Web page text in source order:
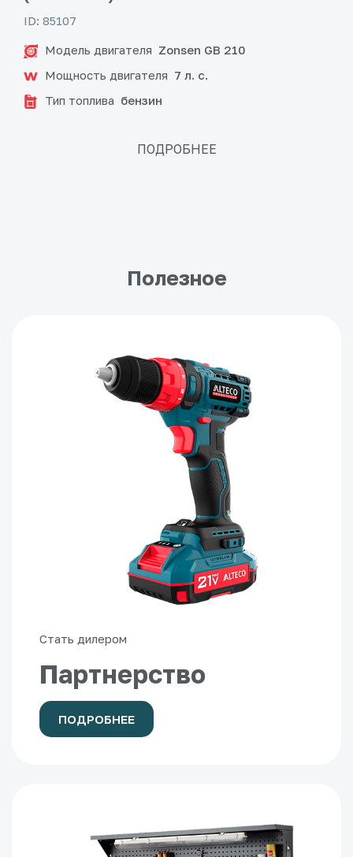
ID: 85107
Модель двигателя Zonsen GB 210
Мощность двигателя 7 л. с.
Тип топлива бензин
ПОДРОБНЕЕ
Полезное
Стать дилером
Партнерство
ПОДРОБНЕЕ